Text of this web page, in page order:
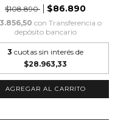
$108.890
$86.890
con Transferencia o
depósito bancario
3 cuotas sin interés de
$28.963,33
AGREGAR AL CARRITO